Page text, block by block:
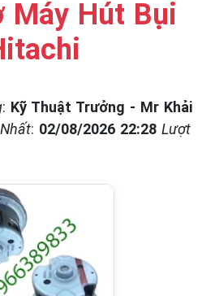
Máy Hút Bụi
: Kỹ Thuật Trưởng - Mr Khải
: 02/08/2026 22:28 Lượt